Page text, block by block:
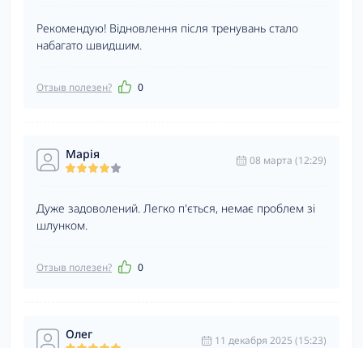
Рекомендую! Відновлення після тренувань стало
набагато швидшим.
Отзыв полезен? 0
Марія 08 марта (12:29)
Дуже задоволений. Легко п'ється, немає проблем зі
шлунком.
Отзыв полезен? 0
Олег 11 декабря 2025 (15:23)